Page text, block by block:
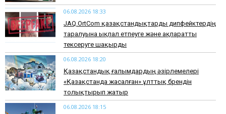
06.08.2026 18:33
JAQ.OrtCom қазақстандықтарды дипфейктердің
таралуына ықпал етпеуге және ақпаратты
тексеруге шақырды
06.08.2026 18:20
Қазақстандық ғалымдардың әзірлемелері
«Қазақстанда жасалған» ұлттық брендін
толықтырып жатыр
06.08.2026 18:15